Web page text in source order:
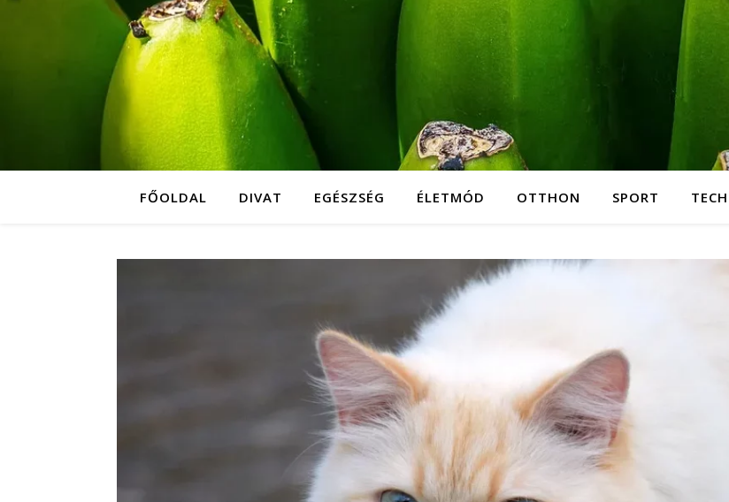
FŐOLDAL DIVAT EGÉSZSÉG ÉLETMÓD OTTHON SPORT TECH